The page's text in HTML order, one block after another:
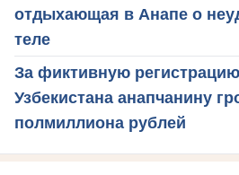
отдыхающая в Анапе о
теле
За фиктивную
Узбекистана анапчанину
полмиллиона рублей